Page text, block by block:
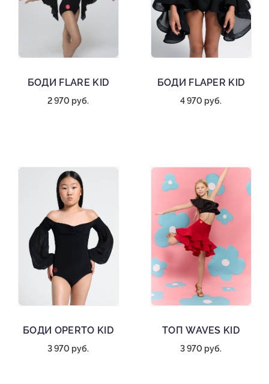
БОДИ FLARE KID
2 970 руб.
БОДИ FLAPER KID
4 970 руб.
БОДИ OPERTO KID
3 970 руб.
ТОП WAVES KID
3 970 руб.